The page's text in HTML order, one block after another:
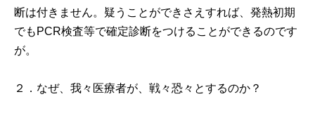
断は付きません。疑うことができさえすれば、発熱初期
でもPCR検査等で確定診断をつけることができるのです
が。
２．なぜ、我々医療者が、戦々恐々とするのか？